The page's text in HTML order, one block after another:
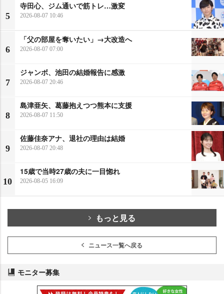
5
寺田心、ジム通いで筋トレ…激変
2026-08-07 10:46
6
「父の部屋を奪いたい」→大改造へ
2026-08-07 07:00
7
ジャンボ、池田の結婚報告に感激
2026-08-07 20:46
8
島津亜矢、葛藤抱えつつ熊本に支援
2026-08-07 11:50
9
佐藤佳奈アナ、退社の理由は結婚
2026-08-07 20:48
10
15歳で当時27歳の夫に一目惚れ
2026-08-05 16:09
もっと見る
ニュース一覧へ戻る
モニター募集